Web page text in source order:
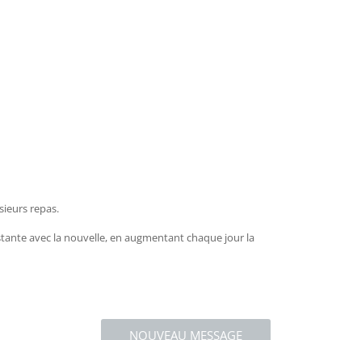
repas.
avec la nouvelle, en augmentant chaque jour la
NOUVEAU MESSAGE